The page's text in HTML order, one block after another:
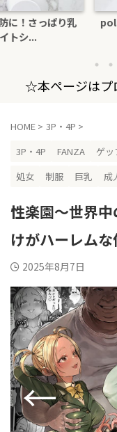
っぱり乳
polaホワ
☆本ページはプ
HOME > 3P・4P >
3P・4P
FANZA ゲッ
処女
制服 巨乳 成
性楽園〜世界
けがハーレムな
2025年8月7日